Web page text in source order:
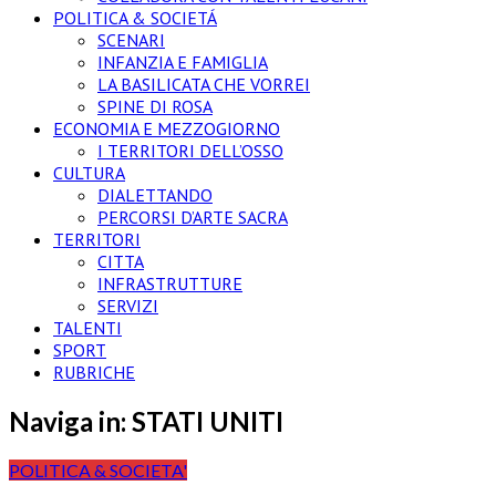
POLITICA & SOCIETÁ
SCENARI
INFANZIA E FAMIGLIA
LA BASILICATA CHE VORREI
SPINE DI ROSA
ECONOMIA E MEZZOGIORNO
I TERRITORI DELL’OSSO
CULTURA
DIALETTANDO
PERCORSI D’ARTE SACRA
TERRITORI
CITTA
INFRASTRUTTURE
SERVIZI
TALENTI
SPORT
RUBRICHE
Naviga in: STATI UNITI
POLITICA & SOCIETA'